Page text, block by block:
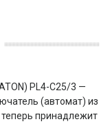
PL4-C25/3 —
(автомат) из
теперь принадлежит